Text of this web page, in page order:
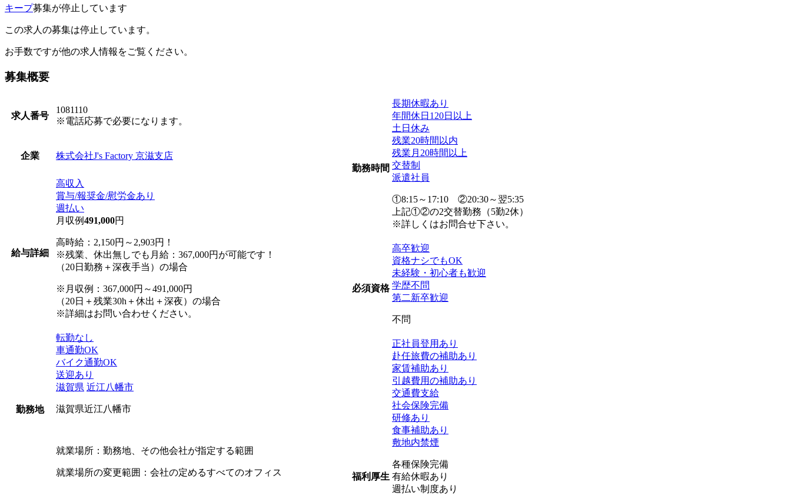
キープ募集が停止しています
この求人の募集は停止しています。
お手数ですが他の求人情報をご覧ください。
募集概要
求人番号
1081110
※電話応募で必要になります。
企業 株式会社J's Factory 京滋支店
給与詳細
高収入
賞与/報奨金/慰労金あり
週払い
月収例491,000円
高時給：2,150円～2,903円！
※残業、休出無しでも月給：367,000円が可能です！
（20日勤務＋深夜手当）の場合
※月収例：367,000円～491,000円
（20日＋残業30h＋休出＋深夜）の場合
※詳細はお問い合わせください。
勤務地
転勤なし
車通勤OK
バイク通勤OK
送迎あり
滋賀県 近江八幡市
滋賀県近江八幡市
就業場所：勤務地、その他会社が指定する範囲
就業場所の変更範囲：会社の定めるすべてのオフィス
勤務時間
長期休暇あり
年間休日120日以上
土日休み
残業20時間以内
残業月20時間以上
交替制
派遣社員
①8:15～17:10 ②20:30～翌5:35
上記①②の2交替勤務（5勤2休）
※詳しくはお問合せ下さい。
必須資格
高卒歓迎
資格ナシでもOK
未経験・初心者も歓迎
学歴不問
第二新卒歓迎
不問
福利厚生
正社員登用あり
赴任旅費の補助あり
家賃補助あり
引越費用の補助あり
交通費支給
社会保険完備
研修あり
食事補助あり
敷地内禁煙
各種保険完備
有給休暇あり
週払い制度あり